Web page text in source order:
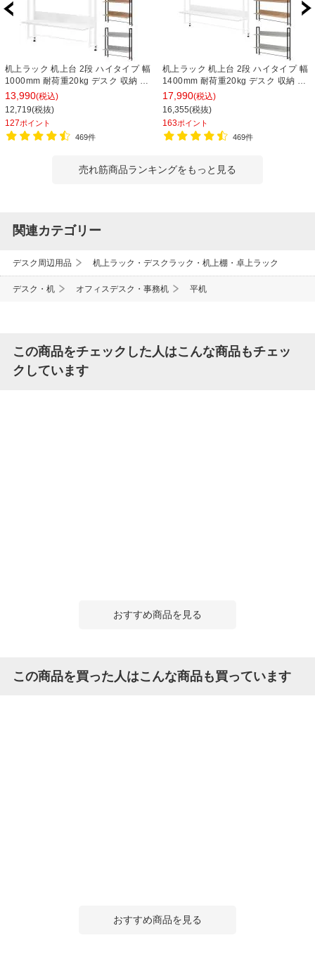
机上ラック 机上台 2段 ハイタイプ 幅
1000mm 耐荷重20kg デスク 収納 PC
ラック 卓上ラック モニター台 デスク
棚 書類棚 A4対応
13,990(税込)
12,719(税抜)
127ポイント
469件
机上ラック 机上台 2段 ハイタイプ 幅
1400mm 耐荷重20kg デスク 収納 PC
ラック 卓上ラック モニター台 デスク
棚 書類棚 A4対応
17,990(税込)
16,355(税抜)
163ポイント
469件
売れ筋商品ランキングをもっと見る
関連カテゴリー
デスク周辺用品 机上ラック・デスクラック・机上棚・卓上ラック
デスク・机 オフィスデスク・事務机 平机
この商品をチェックした人はこんな商品もチェッ
クしています
おすすめ商品を見る
この商品を買った人はこんな商品も買っています
おすすめ商品を見る